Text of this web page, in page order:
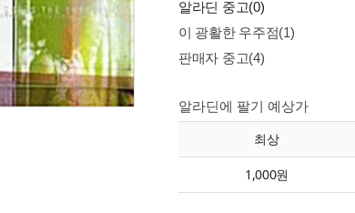
알라딘 중고(0)
이 광활한 우주점(1)
판매자 중고(4)
알라딘에 팔기 예상가
최상
1,000원